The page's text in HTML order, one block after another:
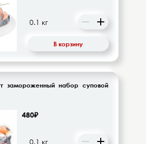
В корзину
замороженный набор суповой
480₽